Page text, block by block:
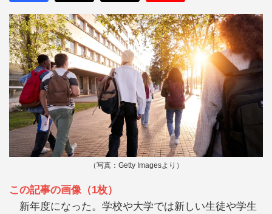
（写真：Getty Imagesより）
この記事の画像（1枚）
新年度になった。学校や大学では新しい生徒や学生